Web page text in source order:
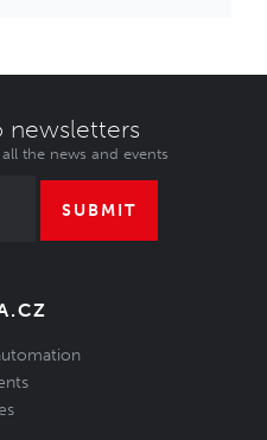
newsletters
the news and events
SUBMIT